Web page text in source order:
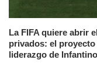
La FIFA quiere abrir
privados: el
liderazgo de Infantino